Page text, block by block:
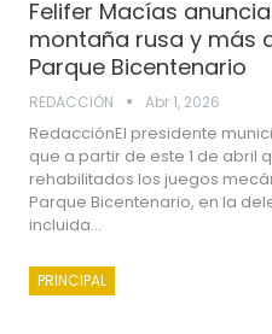
Felifer Macías
montaña rusa y más
Parque Bicentenario
REDACCIÓN Abr 1, 2026
RedacciónEl presidente
que a partir de este 1 de abril
rehabilitados los juegos
Parque Bicentenario, en la
incluida…
PRINCIPAL